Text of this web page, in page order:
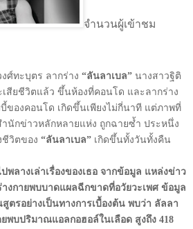
จำนวนผู้เข้าชม
ศ์ทะบุตร ลากร่าง “ลันลาเบล” นางสาวฐิติ
สียชีวิตแล้ว ขึ้นห้องที่คอนโด และลากร่าง
ของคอนโด เกิดขึ้นเพียงไม่กี่นาที แต่ภาพที่
นักข่าวหลักหลายแห่ง ถูกฉายซ้ำ ประหนึ่ง
ชีวิตของ “ลันลาเบล” เกิดขึ้นทั้งวันทั้งคืน
พลางเล่าเรื่องของเธอ จากข้อมูล แหล่งข่าว
งกายพบบาดแผลฉีกขาดที่อวัยวะเพศ ข้อมูล
ตรอย่างเป็นทางการเบื้องต้น พบว่า ลัลลา
พบปริมาณแอลกอฮอล์ในเลือด สูงถึง 418